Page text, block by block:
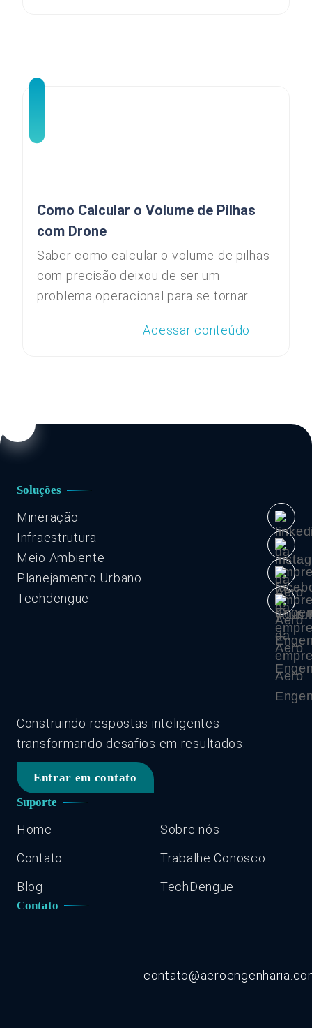
Como Calcular o Volume de Pilhas
com Drone
Saber como calcular o volume de pilhas
com precisão deixou de ser um
problema operacional para se tornar...
Acessar conteúdo
Construindo respostas inteligentes
transformando desafios em resultados.
Entrar em contato
Suporte
Home
Sobre nós
Contato
Trabalhe Conosco
Blog
TechDengue
Contato
Soluções
Mineração
Infraestrutura
Meio Ambiente
Planejamento Urbano
Techdengue